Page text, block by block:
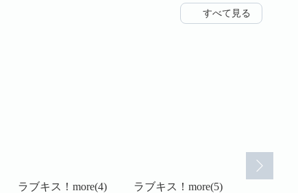
すべて見る
ラブキス！more(4) ラブキス！more(5)